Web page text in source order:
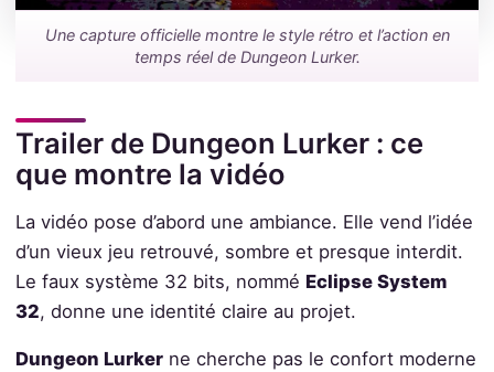
Une capture officielle montre le style rétro et l’action en
temps réel de Dungeon Lurker.
Trailer de Dungeon Lurker : ce
que montre la vidéo
La vidéo pose d’abord une ambiance. Elle vend l’idée
d’un vieux jeu retrouvé, sombre et presque interdit.
Le faux système 32 bits, nommé Eclipse System
32, donne une identité claire au projet.
Dungeon Lurkerne cherche pas le confort moderne